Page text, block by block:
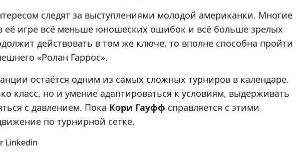
следят за выступлениями молодой американки. Многие
её игре всё меньше юношеских ошибок и всё больше зрелых
действовать в том же ключе, то вполне способна пройти
«Ролан Гаррос».
остаётся одним из самых сложных турниров в календаре.
класс, но и умение адаптироваться к условиям, выдерживать
с давлением. Пока Кори Гауфф справляется с этими
по турнирной сетке.
Linkedin